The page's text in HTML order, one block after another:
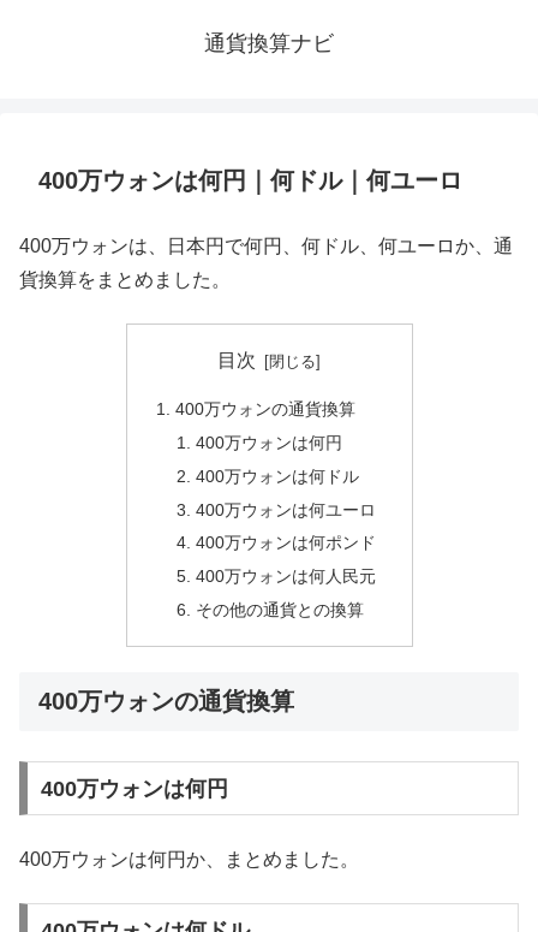
通貨換算ナビ
400万ウォンは何円｜何ドル｜何ユーロ
400万ウォンは、日本円で何円、何ドル、何ユーロか、通
貨換算をまとめました。
目次
400万ウォンの通貨換算
400万ウォンは何円
400万ウォンは何ドル
400万ウォンは何ユーロ
400万ウォンは何ポンド
400万ウォンは何人民元
その他の通貨との換算
400万ウォンの通貨換算
400万ウォンは何円
400万ウォンは何円か、まとめました。